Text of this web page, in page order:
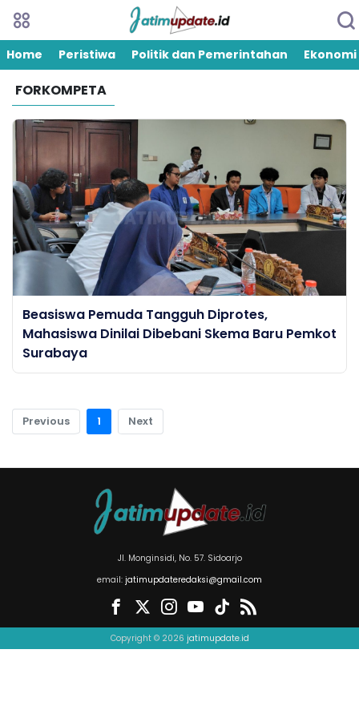
Home Peristiwa Politik dan Pemerintahan Ekonomi
FORKOMPETA
Beasiswa Pemuda Tangguh Diprotes,
Mahasiswa Dinilai Dibebani Skema Baru Pemkot
Surabaya
Previous 1 Next
Jl. Monginsidi, No. 57. Sidoarjo
email: jatimupdateredaksi@gmail.com
Copyright © 2026 jatimupdate.id